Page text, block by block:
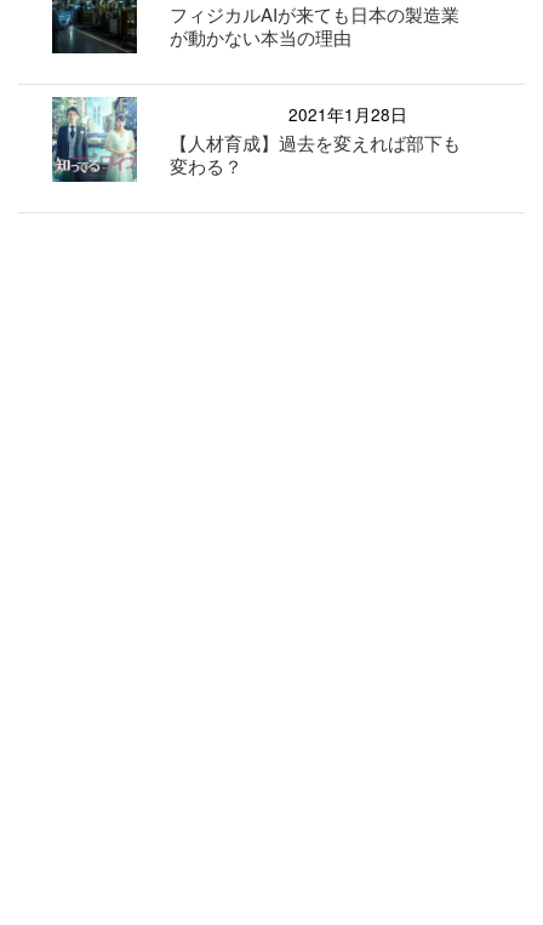
フィジカルAIが来ても日本の製造業
が動かない本当の理由
2021年1月28日
【人材育成】過去を変えれば部下も
変わる？